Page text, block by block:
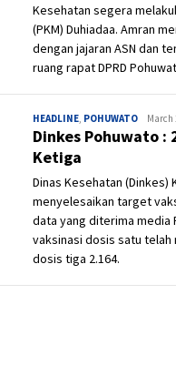
Kesehatan segera
(PKM) Duhiadaa. Amran
dengan jajaran ASN dan
ruang rapat DPRD
HEADLINE POHUWATO Ivan
March
Dinkes Pohuwato :
Ketiga
Dinas Kesehatan
menyelesaikan target
data yang diterima media
vaksinasi dosis satu telah
dosis tiga 2.164.